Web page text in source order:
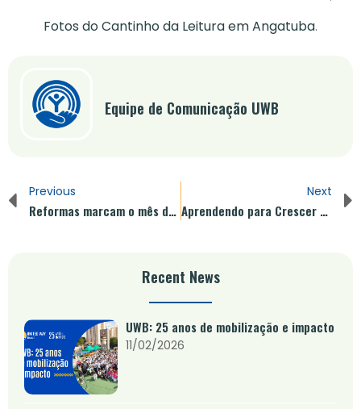
Fotos do Cantinho da Leitura em Angatuba.
Equipe de Comunicação UWB
Previous
Reformas marcam o mês de novembro na United Way Brasil
Next
Aprendendo para Crescer é lançado com o apoio da Avery Dennison
Recent News
UWB: 25 anos de mobilização e impacto
11/02/2026